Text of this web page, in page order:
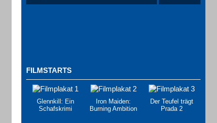
FILMSTARTS
Glennkill: Ein
Schafskrimi
Iron Maiden:
Burning Ambition
Der Teufel trägt
Prada 2